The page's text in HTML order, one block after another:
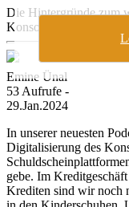
Die Hintergründe zum
Konsortialkredit eines
Emine Ünal
53 Aufrufe -
29.Jan.2024
In unserer neuesten
Digitalisierung des
gebe. Im
Krediten sind wir noch